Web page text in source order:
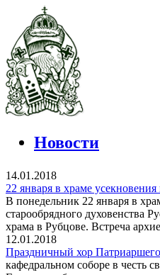
Новости
14.01.2018
22 января в храме
В понедельник 22 января в
старообрядного
храма в Рубцове. Встреча
12.01.2018
Праздничный хор
кафедральном соборе в честь